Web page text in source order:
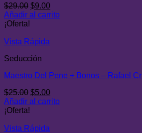
$29.00 El
precio
$29.00.
$9.00El
precio
Añadir al carrito
¡Oferta!
Vista Rápida
Seducción
Maestro Del Pene + Bonos – Rafael
$25.00 El
precio
$25.00.
$5.00El
precio
Añadir al carrito
¡Oferta!
Vista Rápida